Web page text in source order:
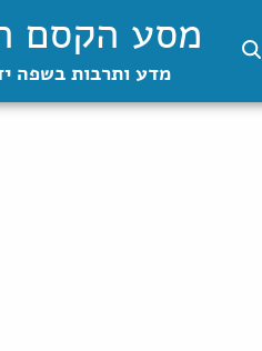
מסע הקסם
מדע ותרבות בשפה